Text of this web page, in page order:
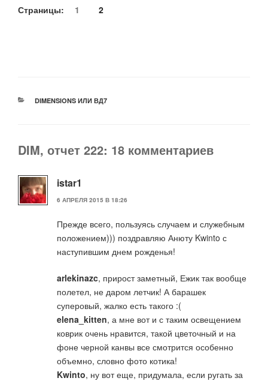
Страницы: 1 2
РУБРИКИ
DIMENSIONS ИЛИ ВД7
DIM, отчет 222: 18 комментариев
istar1
6 АПРЕЛЯ 2015 В 18:26
Прежде всего, пользуясь случаем и служебным
положением))) поздравляю Анюту Kwinto с
наступившим днем рожденья!
arlekinazc, прирост заметный, Ежик так вообще
полетел, не даром летчик! А барашек
суперовый, жалко есть такого :(
elena_kitten, а мне вот и с таким освещением
коврик очень нравится, такой цветочный и на
фоне черной канвы все смотрится особенно
объемно, словно фото котика!
Kwinto, ну вот еще, придумала, если ругать за